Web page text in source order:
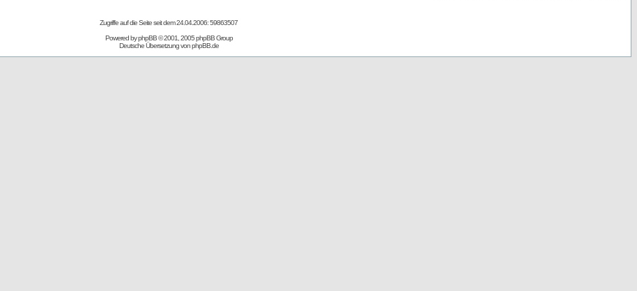
Zugriffe auf die Seite seit dem 24.04.2006: 59863507
Powered byphpBB© 2001, 2005 phpBB Group
Deutsche Übersetzung vonphpBB.de